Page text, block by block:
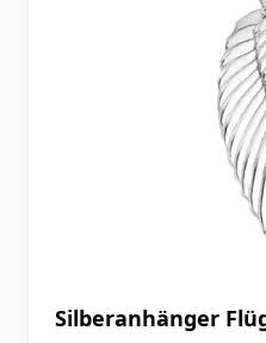
Silberanhänger